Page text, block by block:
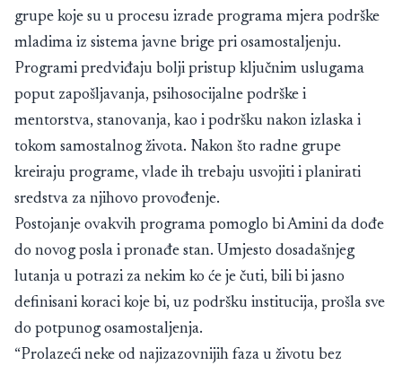
grupe koje su u procesu izrade programa mjera podrške
mladima iz sistema javne brige pri osamostaljenju.
Programi predviđaju bolji pristup ključnim uslugama
poput zapošljavanja, psihosocijalne podrške i
mentorstva, stanovanja, kao i podršku nakon izlaska i
tokom samostalnog života. Nakon što radne grupe
kreiraju programe, vlade ih trebaju usvojiti i planirati
sredstva za njihovo provođenje.
Postojanje ovakvih programa pomoglo bi Amini da dođe
do novog posla i pronađe stan. Umjesto dosadašnjeg
lutanja u potrazi za nekim ko će je čuti, bili bi jasno
definisani koraci koje bi, uz podršku institucija, prošla sve
do potpunog osamostaljenja.
“Prolazeći neke od najizazovnijih faza u životu bez